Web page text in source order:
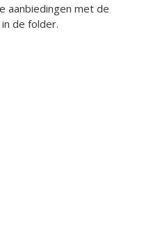
aanbiedingen met de
de folder.